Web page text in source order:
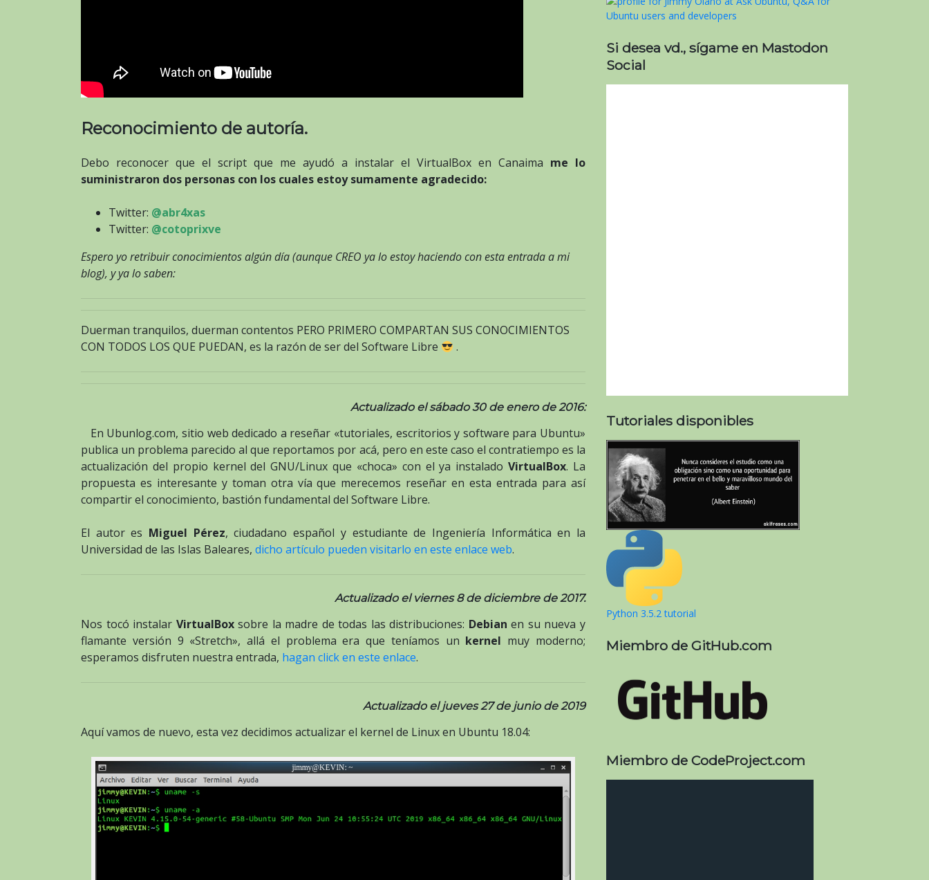
Reconocimiento de autoría.
Debo reconocer que el script que me ayudó a instalar el VirtualBox en Canaima me lo
suministraron dos personas con los cuales estoy sumamente agradecido:
Twitter: @abr4xas
Twitter: @cotoprixve
Espero yo retribuir conocimientos algún día (aunque CREO ya lo estoy haciendo con esta entrada a mi
blog), y ya lo saben:
Duerman tranquilos, duerman contentos PERO PRIMERO COMPARTAN SUS CONOCIMIENTOS
CON TODOS LOS QUE PUEDAN, es la razón de ser del Software Libre
.
Actualizado el sábado 30 de enero de 2016:
En Ubunlog.com, sitio web dedicado a reseñar «tutoriales, escritorios y software para Ubuntu»
publica un problema parecido al que reportamos por acá, pero en este caso el contratiempo es la
actualización del propio kernel del GNU/Linux que «choca» con el ya instaladoVirtualBox. La
propuesta es interesante y toman otra vía que merecemos reseñar en esta entrada para así
compartir el conocimiento, bastión fundamental del Software Libre.
El autor es Miguel Pérez, ciudadano español y estudiante de Ingeniería Informática en la
Universidad de las Islas Baleares, dicho artículo pueden visitarlo en este enlace web.
Actualizado el viernes 8 de diciembre de 2017.
Nos tocó instalar VirtualBoxsobre la madre de todas las distribuciones: Debian en su nueva y
flamante versión 9 «Stretch», allá el problema era que teníamos un kernel muy moderno;
esperamos disfruten nuestra entrada, hagan click en este enlace.
Actualizado el jueves 27 de junio de 2019
Aquí vamos de nuevo, esta vez decidimos actualizar el kernel de Linux en Ubuntu 18.04:
Si desea vd., sígame en Mastodon
Social
Tutoriales disponibles
Python 3.5.2 tutorial
Miembro de GitHub.com
Miembro de CodeProject.com